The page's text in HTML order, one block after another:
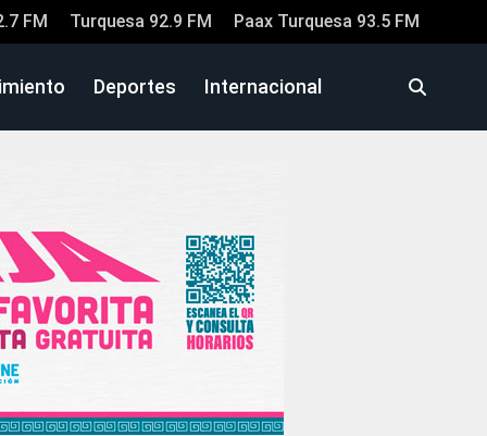
FM Turquesa 92.9 FM Paax Turquesa 93.5 FM
Deportes Internacional